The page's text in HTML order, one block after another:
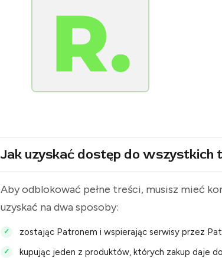
Jak uzyskać dostęp do wszystkich
Aby odblokować pełne treści, musisz mieć
uzyskać na dwa sposoby:
zostając Patronem i wspierając serwisy przez
kupując jeden z produktów, których zakup daje